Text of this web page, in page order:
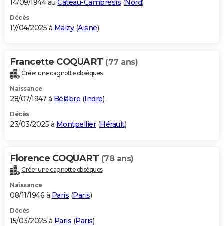
14/09/1944 au Cateau-Cambrésis (Nord)
Décès
17/04/2025 à Malzy(Aisne)
Francette COQUART (77 ans)
Créer une cagnotte obsèques
Naissance
28/07/1947 à Bélâbre (Indre)
Décès
23/03/2025 à Montpellier(Hérault)
Florence COQUART (78 ans)
Créer une cagnotte obsèques
Naissance
08/11/1946 à Paris (Paris)
Décès
15/03/2025 à Paris (Paris)